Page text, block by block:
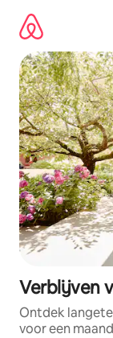
direct
naar
inhoud
Verblijven
Ontdek
voor een